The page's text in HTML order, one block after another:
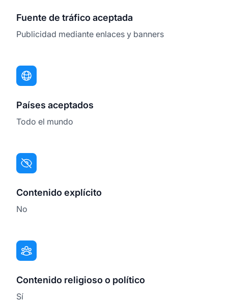
Fuente de tráfico aceptada
Publicidad mediante enlaces y banners
Países aceptados
Todo el mundo
Contenido explícito
No
Contenido religioso o político
Sí